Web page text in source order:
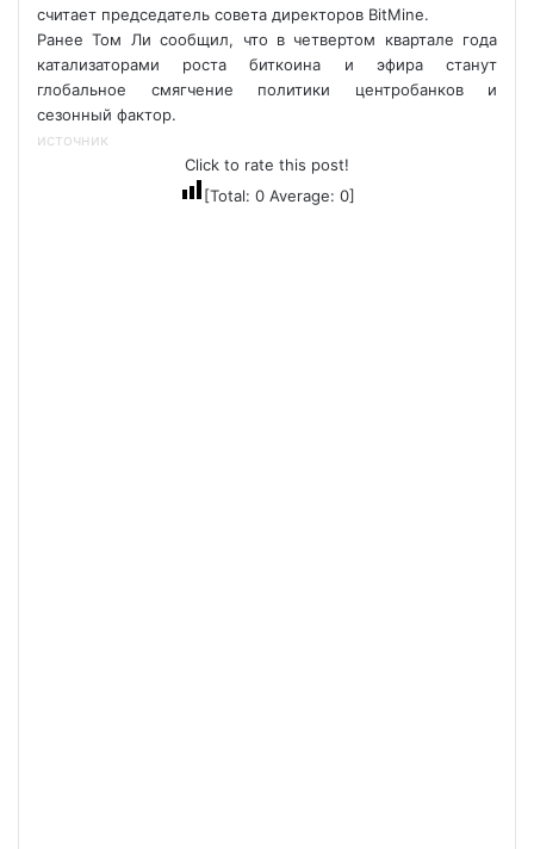
считает председатель совета директоров BitMine.
Ранее Том Ли сообщил, что в четвертом квартале года
катализаторами роста биткоина и эфира станут
глобальное смягчение политики центробанков и
сезонный фактор.
источник
Click to rate this post!
[Total: 0Average: 0]